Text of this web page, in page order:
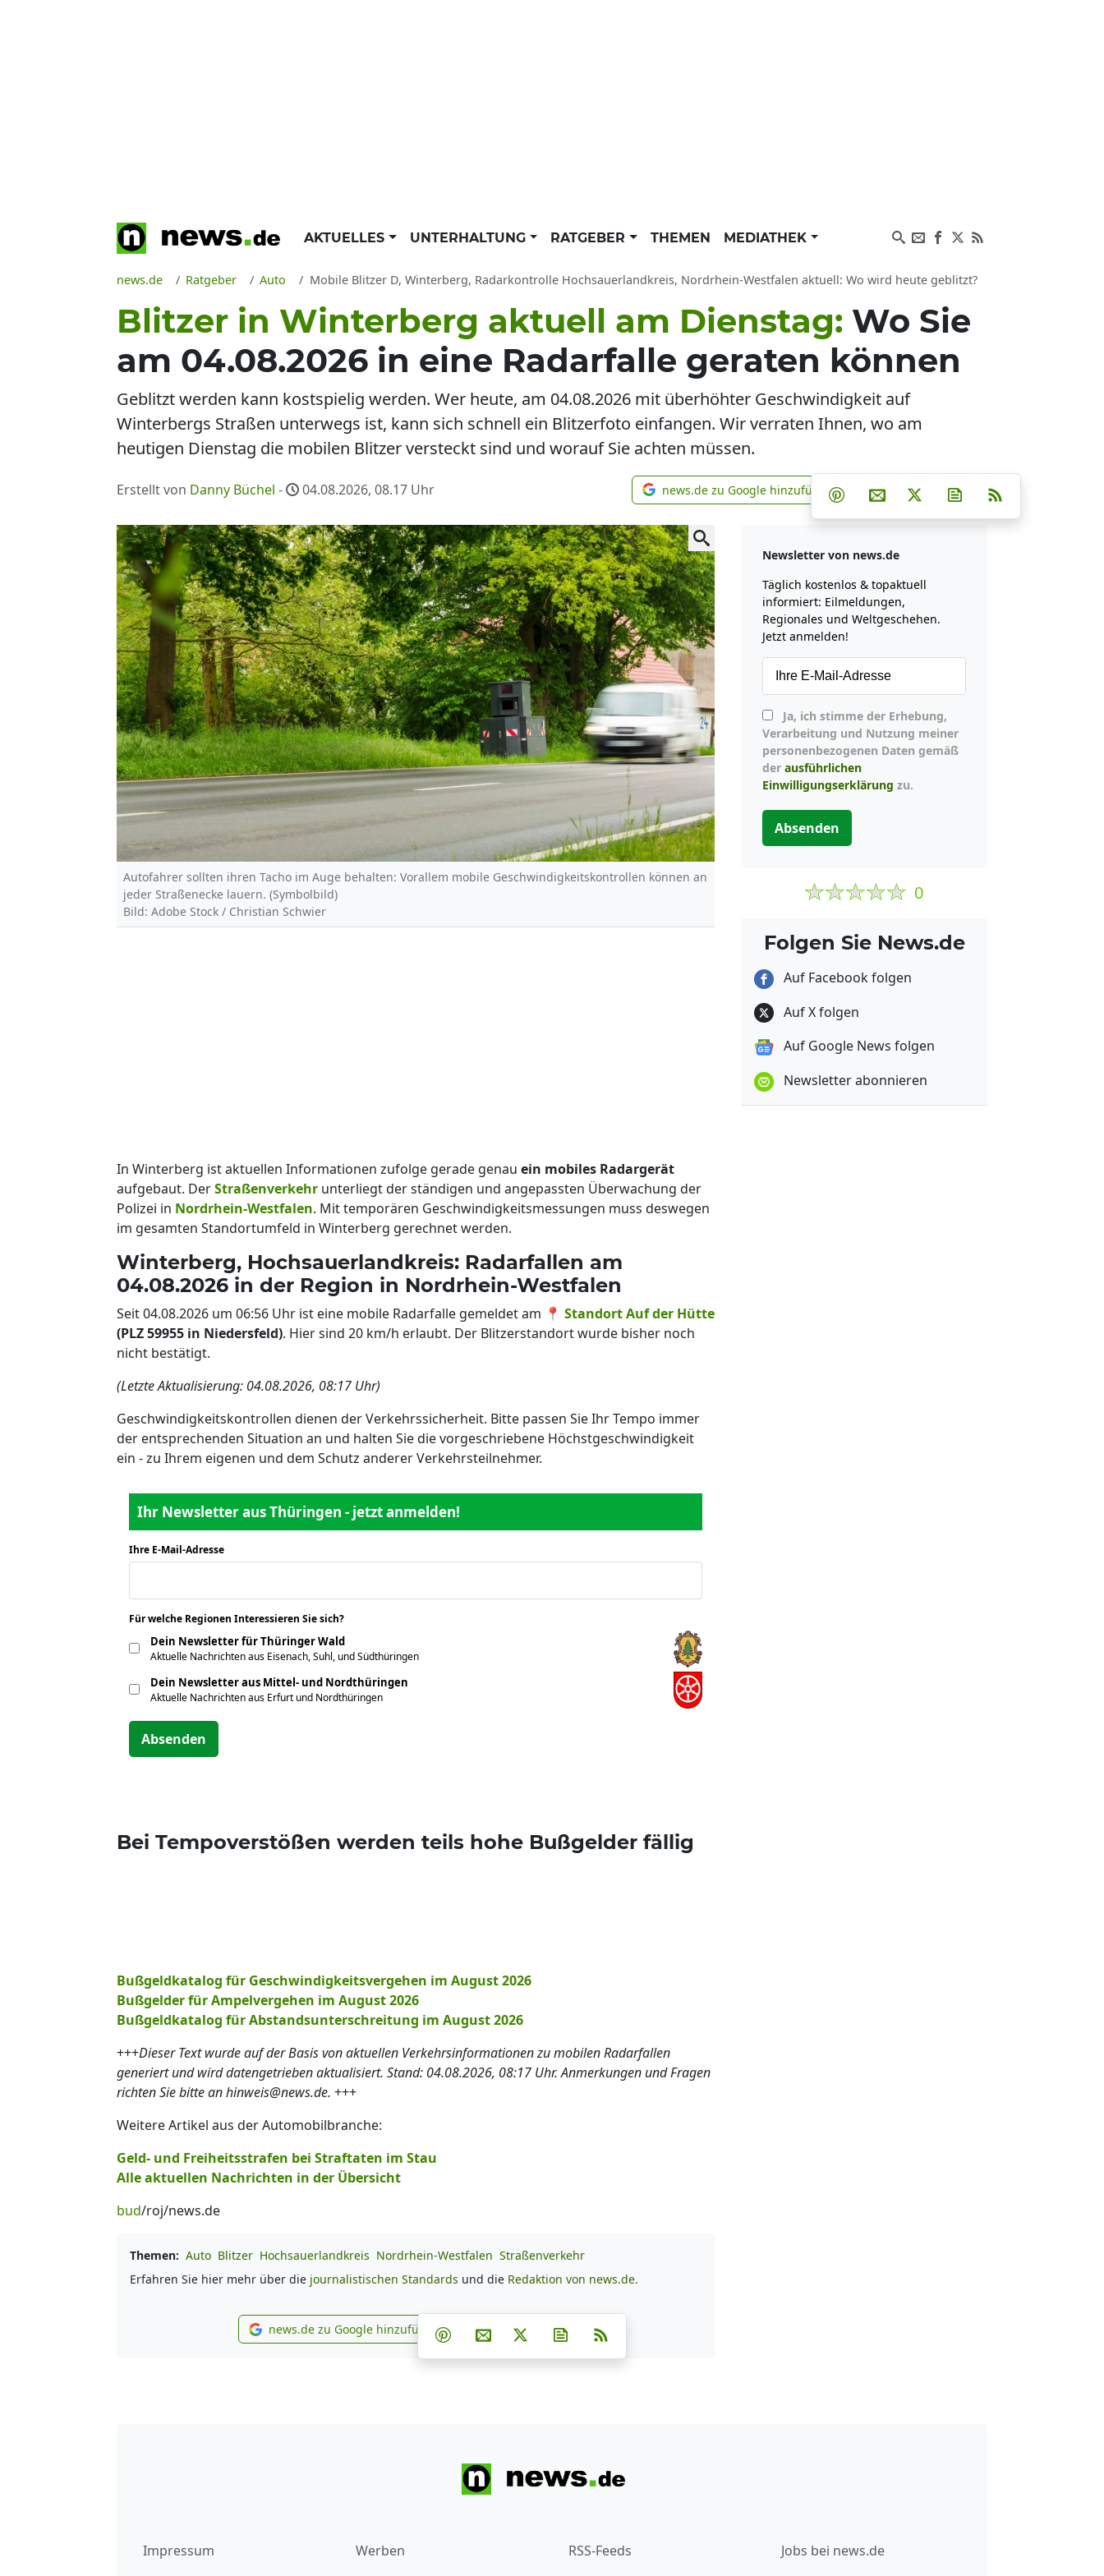
AKTUELLES UNTERHALTUNG RATGEBER THEMEN MEDIATHEK
news.de Ratgeber Auto Mobile Blitzer D, Winterberg, Radarkontrolle Hochsauerlandkreis, Nordrhein-Westfalen aktuell: Wo wird heute geblitzt?
Blitzer in Winterberg aktuell am Dienstag: Wo Sie
am 04.08.2026 in eine Radarfalle geraten können
Geblitzt werden kann kostspielig werden. Wer heute, am 04.08.2026 mit überhöhter Geschwindigkeit auf
Winterbergs Straßen unterwegs ist, kann sich schnell ein Blitzerfoto einfangen. Wir verraten Ihnen, wo am
heutigen Dienstag die mobilen Blitzer versteckt sind und worauf Sie achten müssen.
Erstellt von Danny Büchel - 04.08.2026, 08.17 Uhr news.de zu Google hinzufügen
news.de zu Google hinzufügen Teilen auf Facebook
Teilen auf Whatsapp
Teilen auf Telegram
Teilen auf Pinterest
Per E-Mail teilen
Post auf XNewsletter
Autofahrer sollten ihren Tacho im Auge behalten: Vorallem mobile Geschwindigkeitskontrollen können an
jeder Straßenecke lauern. (Symbolbild)
Bild: Adobe Stock / Christian Schwier
In Winterberg ist aktuellen Informationen zufolge gerade genau ein mobiles Radargerät
aufgebaut. DerStraßenverkehr unterliegt der ständigen und angepassten Überwachung der
Polizei in Nordrhein-Westfalen. Mit temporären Geschwindigkeitsmessungen muss deswegen
im gesamten Standortumfeld in Winterberg gerechnet werden.
Winterberg, Hochsauerlandkreis: Radarfallen am
04.08.2026 in der Region in Nordrhein-Westfalen
Seit 04.08.2026 um 06:56 Uhr ist eine mobile Radarfalle gemeldet am 📍 Standort Auf der Hütte
(PLZ 59955 in Niedersfeld). Hier sind 20 km/h erlaubt. Der Blitzerstandort wurde bisher noch
nicht bestätigt.
(Letzte Aktualisierung: 04.08.2026, 08:17 Uhr)
Geschwindigkeitskontrollen dienen der Verkehrssicherheit. Bitte passen Sie Ihr Tempo immer
der entsprechenden Situation an und halten Sie die vorgeschriebene Höchstgeschwindigkeit
ein - zu Ihrem eigenen und dem Schutz anderer Verkehrsteilnehmer.
Ihr Newsletter aus Thüringen - jetzt anmelden!
Ihre E-Mail-Adresse
Für welche Regionen Interessieren Sie sich?
Dein Newsletter für Thüringer Wald
Aktuelle Nachrichten aus Eisenach, Suhl, und Südthüringen
Dein Newsletter aus Mittel- und Nordthüringen
Aktuelle Nachrichten aus Erfurt und Nordthüringen
Absenden
Bei Tempoverstößen werden teils hohe Bußgelder fällig
Bußgeldkatalog für Geschwindigkeitsvergehen im August 2026
Bußgelder für Ampelvergehen im August 2026
Bußgeldkatalog für Abstandsunterschreitung im August 2026
+++Dieser Text wurde auf der Basis von aktuellen Verkehrsinformationen zu mobilen Radarfallen
generiert und wird datengetrieben aktualisiert. Stand: 04.08.2026, 08:17 Uhr. Anmerkungen und Fragen
richten Sie bitte an hinweis@news.de. +++
Weitere Artikel aus der Automobilbranche:
Geld- und Freiheitsstrafen bei Straftaten im Stau
Alle aktuellen Nachrichten in der Übersicht
bud/roj/news.de
Themen: Auto Blitzer Hochsauerlandkreis Nordrhein-Westfalen Straßenverkehr
Erfahren Sie hier mehr über die journalistischen Standards und die Redaktion von news.de.
news.de zu Google hinzufügen
news.de zu Google hinzufügen Teilen auf Facebook
Teilen auf Whatsapp
Teilen auf Telegram
Teilen auf Pinterest
Per E-Mail teilen
Post auf XNewsletter abonnieren
Newsletter von news.de
Täglich kostenlos & topaktuell
informiert: Eilmeldungen,
Regionales und Weltgeschehen.
Jetzt anmelden!
Verarbeitung und Nutzung meiner
personenbezogenen Daten gemäß
der ausführlichen
Einwilligungserklärung zu.
Absenden
0
Folgen Sie News.de
Auf Facebook folgen
Auf X folgen
Auf Google News folgen
Newsletter abonnieren
Impressum
Werben
RSS-Feeds
Jobs bei news.de